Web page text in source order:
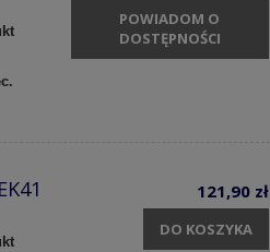
POWIADOM O
DOSTĘPNOŚCI
121,90 zł
DO KOSZYKA